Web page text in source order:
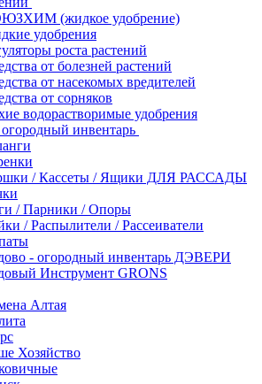
(жидкое удобрение)
удобрения
роста растений
от болезней растений
от насекомых вредителей
от сорняков
водорастворимые удобрения
инвентарь
/ Кассеты / Ящики ДЛЯ РАССАДЫ
/ Парники / Опоры
/ Распылители / Рассеиватели
- огородный инвентарь ДЭВЕРИ
Инструмент GRONS
Алтая
Хозяйство